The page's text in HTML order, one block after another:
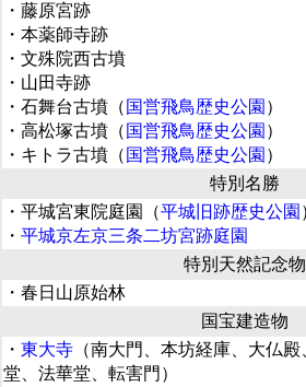
・藤原宮跡
・本薬師寺跡
・文殊院西古墳
・山田寺跡
・石舞台古墳（ 国営飛鳥歴史公園 ）
・高松塚古墳（ 国営飛鳥歴史公園 ）
・キトラ古墳（ 国営飛鳥歴史公園 ）
特別名勝
・平城宮東院庭園（平城旧跡歴史公園
・ 平城京左京三条二坊宮跡庭園
特別天然記念物
・春日山原始林
国宝建造物
・ 東大寺 （南大門、本坊経庫、大仏
堂、法華堂、転害門）